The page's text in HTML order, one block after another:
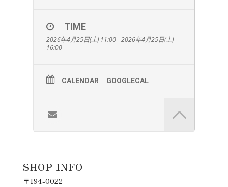
TIME
2026年4月25日(土) 11:00 - 2026年4月25日(土)
16:00
CALENDAR GOOGLECAL
SHOP INFO
〒194-0022